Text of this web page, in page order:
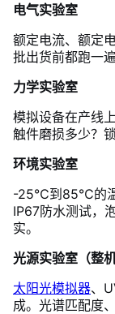
电气实验室
额定电流、额定
批出货前都跑一
力学实验室
模拟设备在产线
触件磨损多少？
环境实验室
-25℃到85℃的温
IP67防水测试，
实。
光源实验室（整
太阳光模拟器、
成。光谱匹配度